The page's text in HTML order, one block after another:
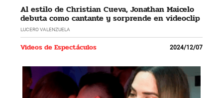
Al estilo de Christian Cueva, Jonathan Maicelo
debuta como cantante y sorprende en videoclip
LUCERO VALENZUELA
Videos de Espectáculos 2024/12/07